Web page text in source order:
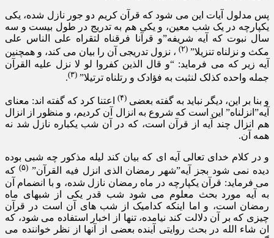
پس مدلول آیات این می شود که قرآن کریم دو جور نازل شده، یکی
یکپارچه در یک شب معین، و یکی هم به تدریج در طول بیست و سه
سال نبوت که آیه شریفه”و قرآنا فرقناه لتقراه علی الناس علی
مکث و نزلناه تنزیلا” (۲)
، نزول تدریجی آن را بیان می کند، و همچنین
آیه زیر که می فرماید: “و قال الذین کفروا لو لا نزل علیه القرآن
جمله واحده کذلک لنثبت به فؤادک و رتلناه ترتیلا” (۳) .
و بنا بر این، دیگر نباید به گفته بعضی (۴)
اعتنا کرد که گفته اند: معنای
آیه”انزلناه” این است که شروع به انزال آن کردیم، و منظور از انزال
هم انزال چند آیه از قرآن است، که در آن شب یکباره نازل شد نه
همه آن.
و در کلام خدای تعالی آیه ای که بیان کند لیله مذکور چه شبی بوده
دیده نمی شود بجز آیه”شهر رمضان الذی انزل فیه القرآن”(۵)
که
می فرماید: قرآن یکپارچه در ماه رمضان نازل شده، و با انضمام آن
به آیه مورد بحث معلوم می شود شب قدر یکی از شبهای ماه
رمضان است، و اما اینکه کدامیک از شب های آن است در قرآن
چیزی که بر آن دلالت کند نیامده، تنها از اخبار استفاده می شود، که
ان شاء الله در بحث روایتی آینده بعضی از آنها از نظر خواننده می